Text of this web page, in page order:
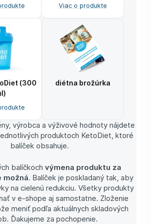
Viac o produkte
(300
diétna brožúrka
výrobca a výživové hodnoty nájdete
produktoch KetoDiet, ktoré
balíček obsahuje.
balíčkoch výmena produktu za
možná. Balíček je poskladaný tak, aby
na cielenú redukciu. Všetky produkty
v e-shope aj samostatne. Zloženie
meniť podľa aktuálnych skladových
Ďakujeme za pochopenie.